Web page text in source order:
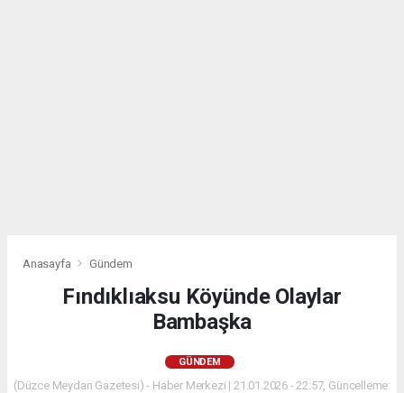
Anasayfa Gündem
Fındıklıaksu Köyünde Olaylar
Bambaşka
GÜNDEM
(Düzce Meydan Gazetesi) - Haber Merkezi | 21.01.2026 - 22:57, Güncelleme: